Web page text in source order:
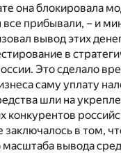
она блокировала
прибывали, – и
вывод этих
в
Это сделало
саму уплату
шли на
конкурентов
заключалось в том,
масштаба вывода